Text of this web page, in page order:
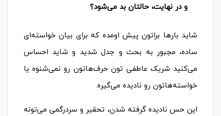
و در نهایت، حالتان بد می‌شود؟
شاید بارها براتون پیش اومده که برای بیان خواسته‌ای
ساده، مجبور به بحث و جدل شدید و شاید احساس
می‌کنید شریک عاطفی تون حرف‌هاتون رو نمی‌شنوه یا
خواسته‌هاتون رو نادیده می‌گیره.
این حس نادیده گرفته شدن، تحقیر و سردرگمی می‌تونه